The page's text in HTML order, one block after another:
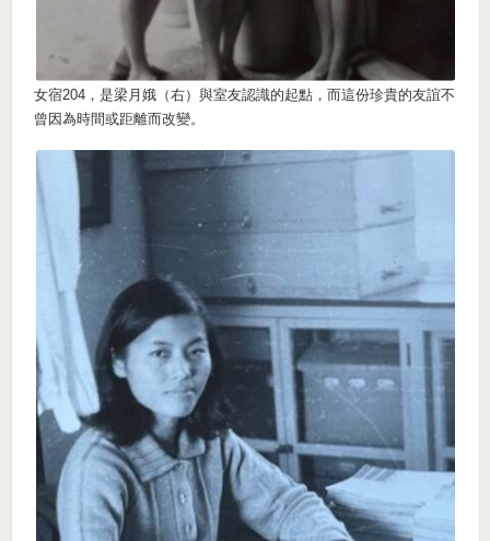
女宿204，是梁月娥（右）與室友認識的起點，而這份珍貴的友誼不
曾因為時間或距離而改變。